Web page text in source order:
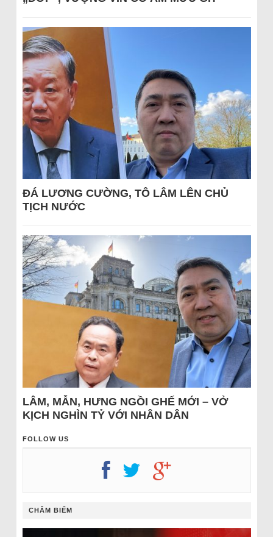
ĐÁ LƯƠNG CƯỜNG, TÔ LÂM LÊN CHỦ
TỊCH NƯỚC
LÂM, MẪN, HƯNG NGỒI GHẾ MỚI – VỞ
KỊCH NGHÌN TỶ VỚI NHÂN DÂN
FOLLOW US
CHÂM BIẾM